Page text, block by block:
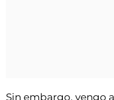
Sin embargo, vengo